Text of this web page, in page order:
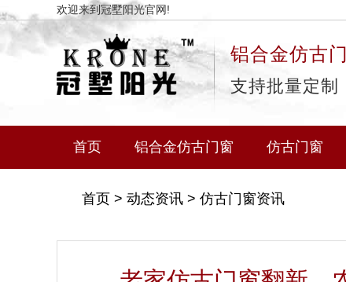
欢迎来到冠墅阳光官网!
铝合金仿古
支持批量定制
首页 铝合金仿古门窗 仿古门窗
首页 > 动态资讯 > 仿古门窗资讯